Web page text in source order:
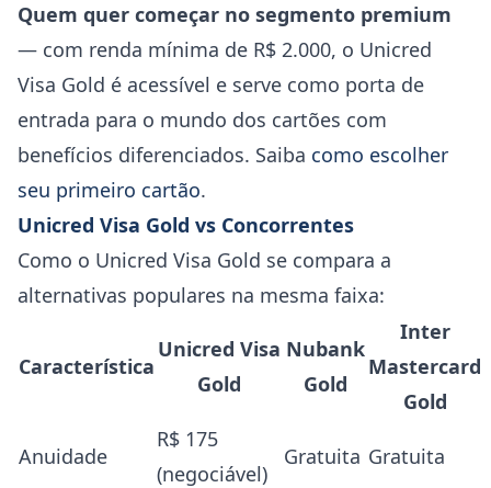
Quem quer começar no segmento premium
— com renda mínima de R$ 2.000, o Unicred
Visa Gold é acessível e serve como porta de
entrada para o mundo dos cartões com
benefícios diferenciados. Saiba como escolher
seu primeiro cartão.
Unicred Visa Gold vs Concorrentes
Como o Unicred Visa Gold se compara a
alternativas populares na mesma faixa:
Característica
Unicred Visa
Gold
Nubank
Gold
Inter
Mastercard
Gold
Anuidade
R$ 175
(negociável)
Gratuita Gratuita